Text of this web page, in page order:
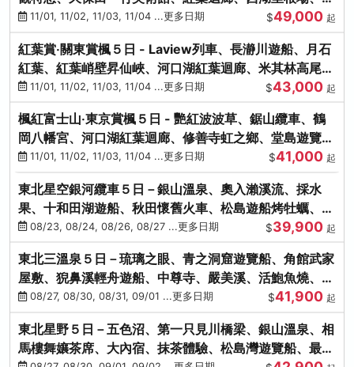
杏大道
11/01, 11/02, 11/03, 11/04 ...更多日期 $49,000 起
紅葉賞‧關東賞楓５日 - Laview列車、長瀞川遊船、月石
紅葉、紅葉峭壁昇仙峽、河口湖紅葉迴廊、米其林高尾
山、海鮮盛宴
11/01, 11/02, 11/03, 11/04 ...更多日期 $43,000 起
楓紅富士山‧東京賞楓５日 - 艷紅波波草、鋸山纜車、鶴
岡八幡宮、河口湖紅葉迴廊、修善寺虹之鄉、堂島遊覽
船、熱海梅園
11/01, 11/02, 11/03, 11/04 ...更多日期 $41,000 起
東北星空銀河纜車５日－銀山溫泉、奧入瀨溪流、採水
果、十和田湖遊船、秋田懷舊火車、松島遊船烤牡蠣、嚴
美溪、螃蟹本家
08/23, 08/24, 08/26, 08/27 ...更多日期 $39,900 起
東北三溫泉５日－琉璃之眼、青之洞窟遊覽船、角館武家
屋敷、猊鼻溪輕舟遊船、中尊寺、嚴美溪、活鮑魚燒、烤
牡蠣、握壽司體驗
08/27, 08/30, 08/31, 09/01 ...更多日期 $41,900 起
東北星野５日－五色沼、第一只見川橋梁、銀山溫泉、相
馬樓舞孃茶席、大內宿、抹茶體驗、松島灣遊覽船、最上